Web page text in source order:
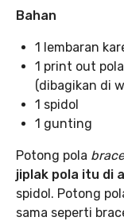
Bahan
1 lembaran
1 print out pola
(dibagikan di
1 spidol
1 gunting
Potong pola brace
jiplak pola itu di
spidol. Potong
sama seperti